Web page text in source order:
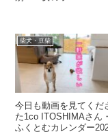
柴犬・豆柴
今日も動画を見てくだ
た1co ITOSHIMAさん
ふくとむカレンダー